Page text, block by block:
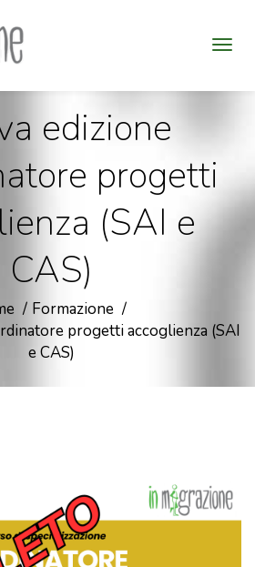
edizione
progetti
(SAI e
CAS)
Formazione
progetti accoglienza (SAI
e CAS)